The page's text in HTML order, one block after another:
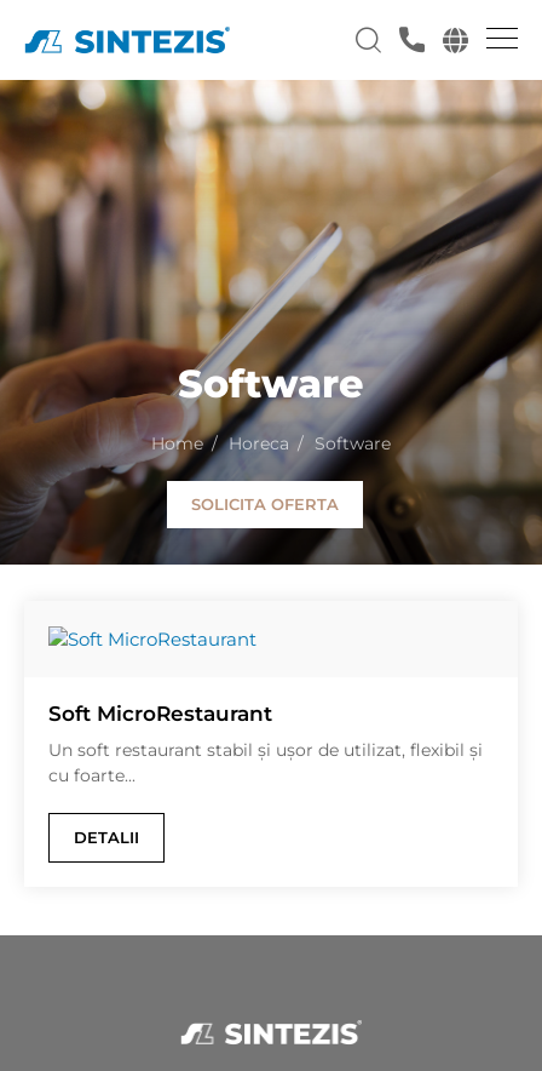
Software
Home Horeca Software
SOLICITA OFERTA
Soft MicroRestaurant
Un soft restaurant stabil și ușor de utilizat, flexibil și
cu foarte...
DETALII